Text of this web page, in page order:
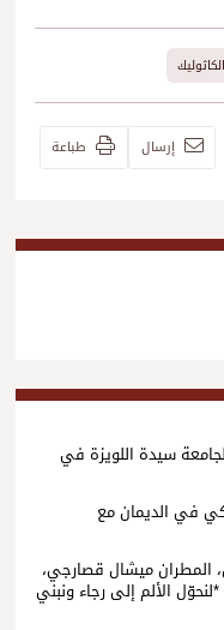
إرسال طباعة
سيدة اللويزة في
في الديمان مع
المطران ميشال قصارجي،
الألم إلى رجاء ونبني